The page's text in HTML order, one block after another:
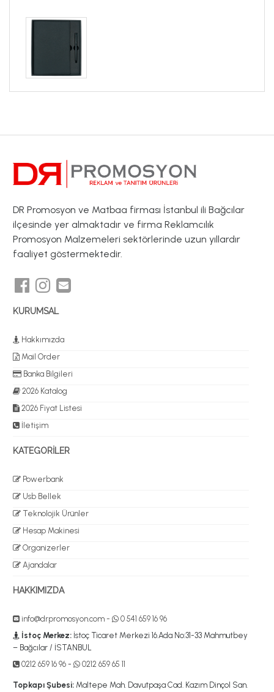
DR Promosyon ve Matbaa firması İstanbul ili Bağcılar
ilçesinde yer almaktadır ve firma Reklamcılık
Promosyon Malzemeleri sektörlerinde uzun yıllardır
faaliyet göstermektedir.
KURUMSAL
Hakkımızda
Mail Order
Banka Bilgileri
2026 Katalog
2026 Fiyat Listesi
İletişim
KATEGORİLER
Powerbank
Usb Bellek
Teknolojik Ürünler
Hesap Makinesi
Organizerler
Ajandalar
HAKKIMIZDA
info@drpromosyon.com -
0 541 659 16 96
İstoç Merkez: İstoç Ticaret Merkezi 16.Ada No:31-33 Mahmutbey
– Bağcılar / İSTANBUL
0212 659 16 96 - 0212 659 65 11
Topkapı Şubesi: Maltepe Mah. Davutpaşa Cad. Kazım Dinçol San.